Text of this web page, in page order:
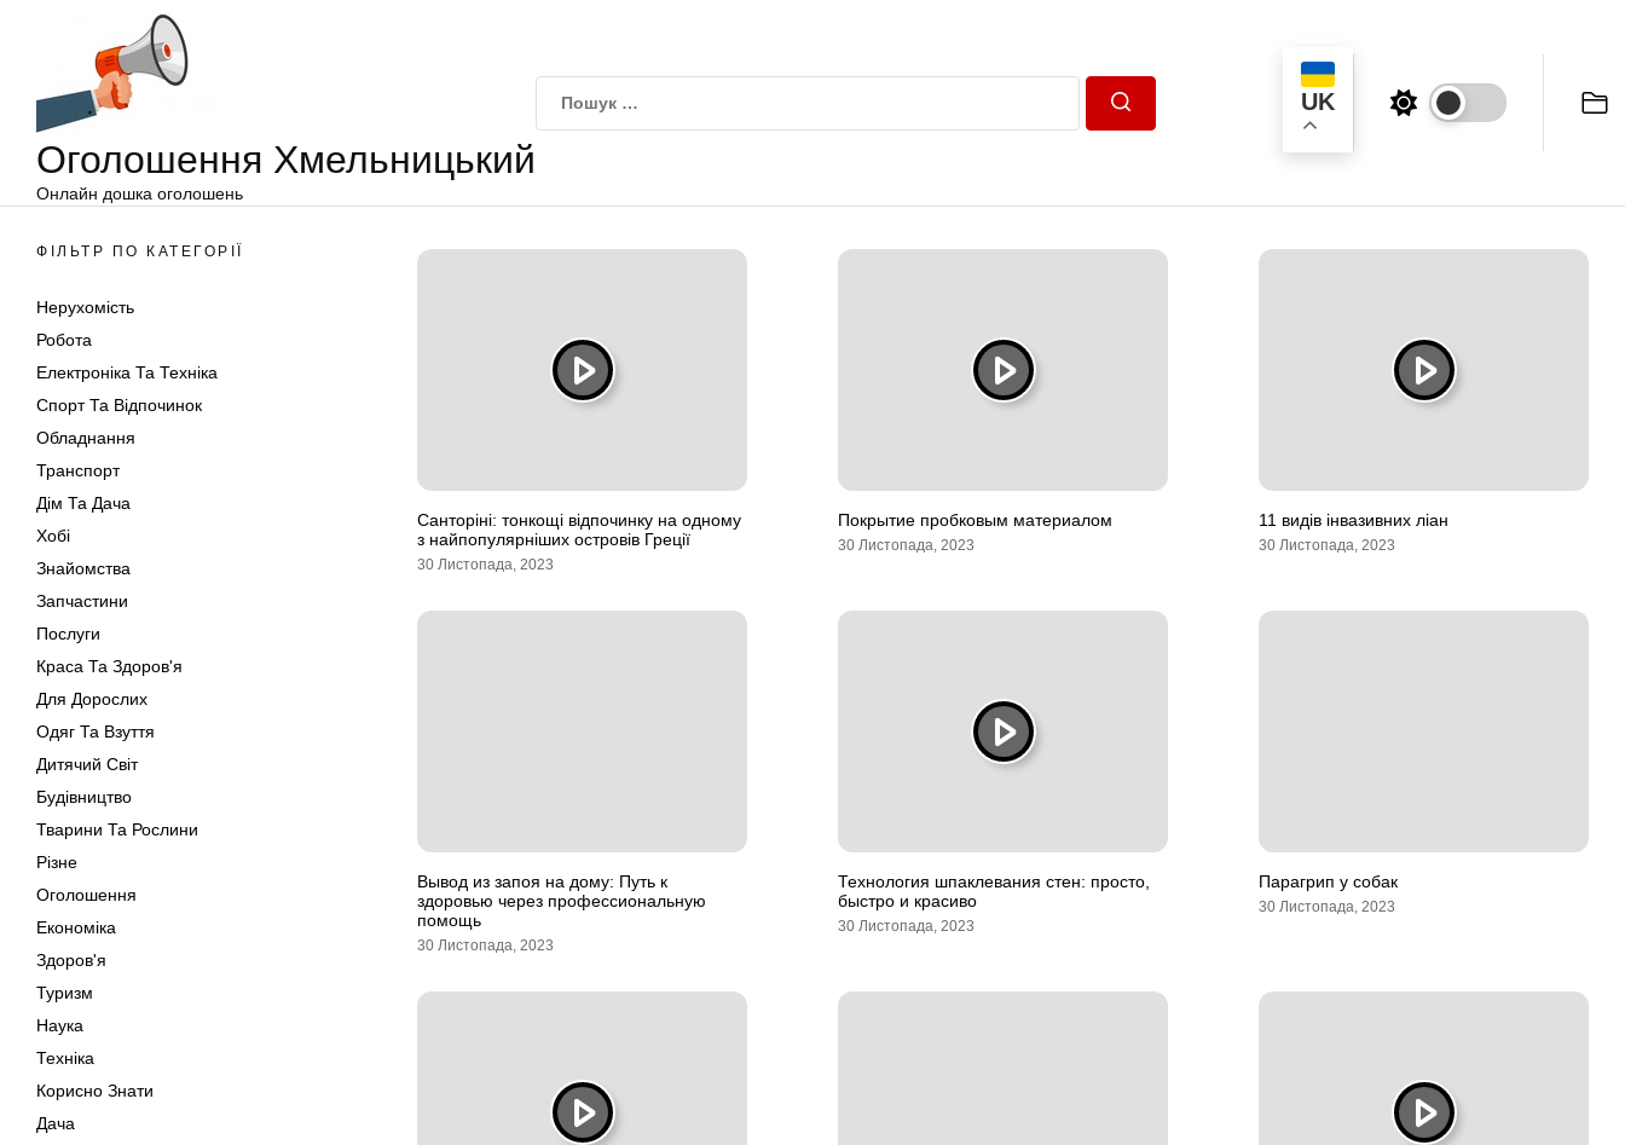
Оголошення Хмельницький
Онлайн дошка оголошень
UK
ФІЛЬТР ПО КАТЕГОРІЇ
Нерухомість
Робота
Електроніка Та Техніка
Спорт Та Відпочинок
Обладнання
Транспорт
Дім Та Дача
Хобі
Знайомства
Запчастини
Послуги
Краса Та Здоров'я
Для Дорослих
Одяг Та Взуття
Дитячий Світ
Будівництво
Тварини Та Рослини
Різне
Оголошення
Економіка
Здоров'я
Туризм
Наука
Техніка
Корисно Знати
Дача
Санторіні: тонкощі відпочинку на одному
з найпопулярніших островів Греції
30 Листопада, 2023
Покрытие пробковым материалом
30 Листопада, 2023
11 видів інвазивних ліан
30 Листопада, 2023
Вывод из запоя на дому: Путь к
здоровью через профессиональную
помощь
30 Листопада, 2023
Технология шпаклевания стен: просто,
быстро и красиво
30 Листопада, 2023
Парагрип у собак
30 Листопада, 2023